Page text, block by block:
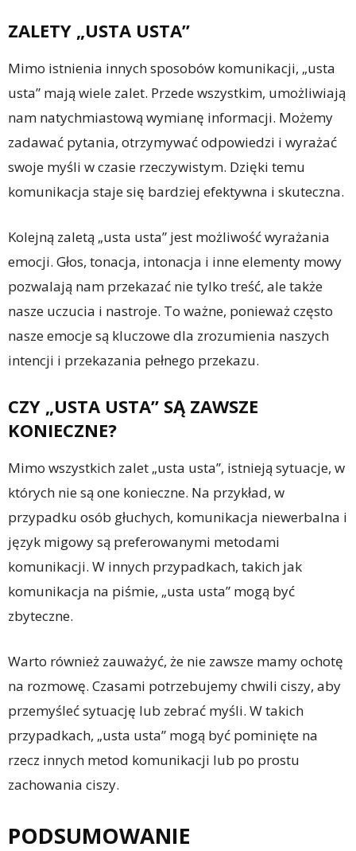
ZALETY „USTA USTA”
Mimo istnienia innych sposobów komunikacji, „usta
usta” mają wiele zalet. Przede wszystkim, umożliwiają
nam natychmiastową wymianę informacji. Możemy
zadawać pytania, otrzymywać odpowiedzi i wyrażać
swoje myśli w czasie rzeczywistym. Dzięki temu
komunikacja staje się bardziej efektywna i skuteczna.
Kolejną zaletą „usta usta” jest możliwość wyrażania
emocji. Głos, tonacja, intonacja i inne elementy mowy
pozwalają nam przekazać nie tylko treść, ale także
nasze uczucia i nastroje. To ważne, ponieważ często
nasze emocje są kluczowe dla zrozumienia naszych
intencji i przekazania pełnego przekazu.
CZY „USTA USTA” SĄ ZAWSZE
KONIECZNE?
Mimo wszystkich zalet „usta usta”, istnieją sytuacje, w
których nie są one konieczne. Na przykład, w
przypadku osób głuchych, komunikacja niewerbalna i
język migowy są preferowanymi metodami
komunikacji. W innych przypadkach, takich jak
komunikacja na piśmie, „usta usta” mogą być
zbyteczne.
Warto również zauważyć, że nie zawsze mamy ochotę
na rozmowę. Czasami potrzebujemy chwili ciszy, aby
przemyśleć sytuację lub zebrać myśli. W takich
przypadkach, „usta usta” mogą być pominięte na
rzecz innych metod komunikacji lub po prostu
zachowania ciszy.
PODSUMOWANIE